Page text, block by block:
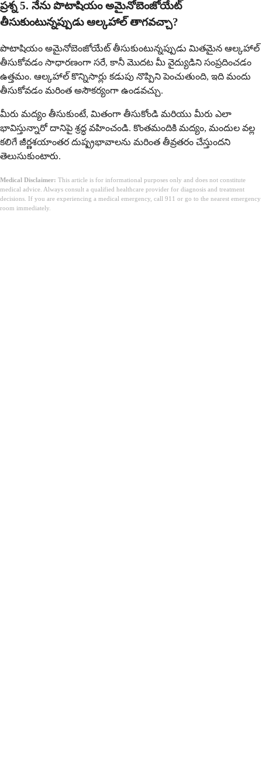
ప్రశ్న 5. నేను పొటాషియం అమైనోబెంజోయేట్
తీసుకుంటున్నప్పుడు ఆల్కహాల్ తాగవచ్చా?
పొటాషియం అమైనోబెంజోయేట్ తీసుకుంటున్నప్పుడు మితమైన ఆల్కహాల్
తీసుకోవడం సాధారణంగా సరే, కానీ మొదట మీ వైద్యుడిని సంప్రదించడం
ఉత్తమం. ఆల్కహాల్ కొన్నిసార్లు కడుపు నొప్పిని పెంచుతుంది, ఇది మందు
తీసుకోవడం మరింత అసౌకర్యంగా ఉండవచ్చు.
మీరు మద్యం తీసుకుంటే, మితంగా తీసుకోండి మరియు మీరు ఎలా
భావిస్తున్నారో దానిపై శ్రద్ధ వహించండి. కొంతమందికి మద్యం, మందుల వల్ల
కలిగే జీర్ణశయాంతర దుష్ప్రభావాలను మరింత తీవ్రతరం చేస్తుందని
తెలుసుకుంటారు.
Medical Disclaimer: This article is for informational purposes only and does not constitute
medical advice. Always consult a qualified healthcare provider for diagnosis and treatment
decisions. If you are experiencing a medical emergency, call 911 or go to the nearest emergency
room immediately.